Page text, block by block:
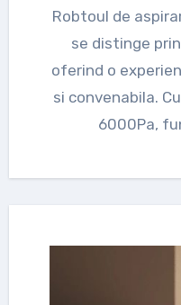
Robtoul de aspirare Roborock S8 Ultra Pro
se distinge
oferind o
si convenabila.
6000Pa,